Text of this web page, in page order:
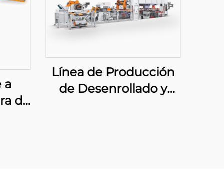
a
de
Línea de Producción
de Desenrollado y